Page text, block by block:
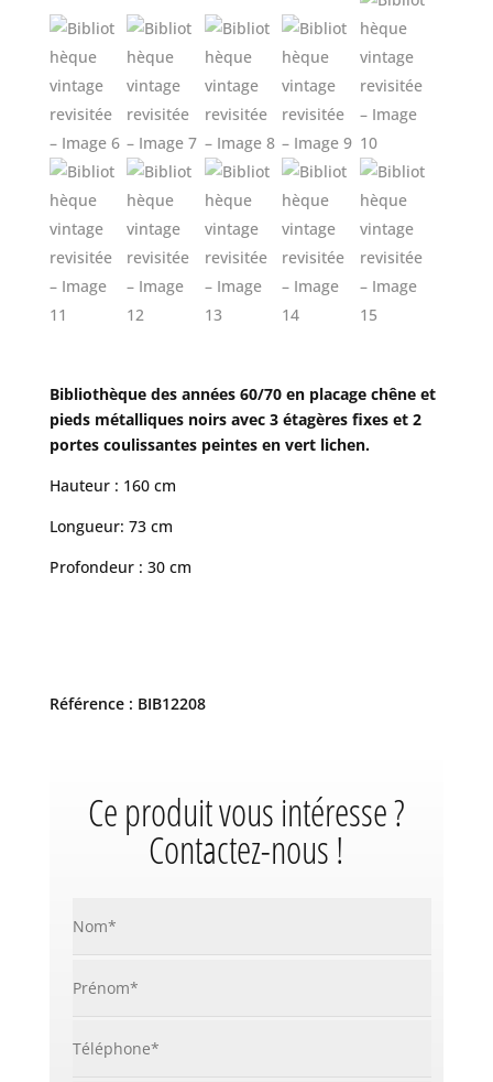
Bibliothèque des années 60/70 en placage chêne et
pieds métalliques noirs avec 3 étagères fixes et 2
portes coulissantes peintes en vert lichen.
Hauteur : 160 cm
Longueur: 73 cm
Profondeur : 30 cm
Référence : BIB12208
Ce produit vous intéresse ?
Contactez-nous !